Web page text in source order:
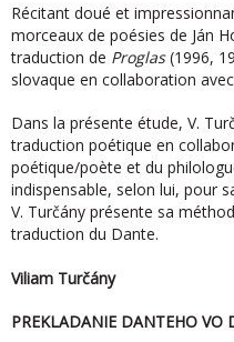
Récitant doué et
morceaux de poésies de Ján
traduction de Proglas(1996,
slovaque en collaboration
Dans la présente étude, V.
traduction poétique en
poétique/poète et du
indispensable, selon lui, pour
V. Turčány présente sa
traduction du Dante.
Viliam Turčány
PREKLADANIE DANTEHO VO